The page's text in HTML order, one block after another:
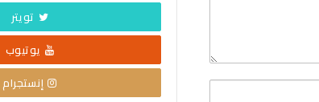
تويتر
يوتيوب
إنستجرام